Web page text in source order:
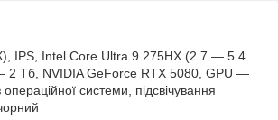
IPS, Intel Core Ultra 9 275HX (2.7 — 5.4
2 Тб, NVIDIA GeForce RTX 5080, GPU —
системи, підсвічування